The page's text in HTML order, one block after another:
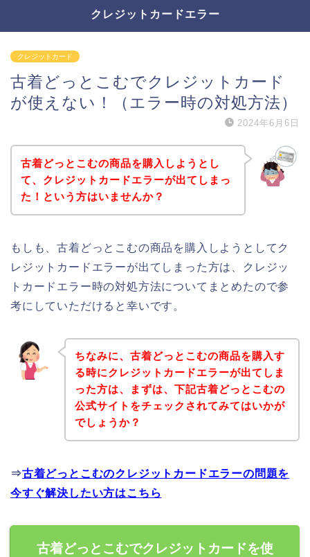
クレジットカードエラー
クレジットカード
古着どっとこむでクレジットカード
が使えない！（エラー時の対処方法）
2024年6月6日
古着どっとこむの商品を購入しようとし
て、クレジットカードエラーが出てしまっ
た！という方はいませんか？
もしも、古着どっとこむの商品を購入しようとしてク
レジットカードエラーが出てしまった方は、クレジッ
トカードエラー時の対処方法についてまとめたので参
考にしていただけると幸いです。
ちなみに、古着どっとこむの商品を購入す
る時にクレジットカードエラーが出てしま
った方は、まずは、下記古着どっとこむの
公式サイトをチェックされてみてはいかが
でしょうか？
⇒古着どっとこむのクレジットカードエラーの問題を
今すぐ解決したい方はこちら
古着どっとこむでクレジットカードを使